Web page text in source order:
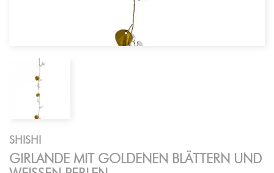
SHISHI
GIRLANDE MIT GOLDENEN BLÄTTERN UND